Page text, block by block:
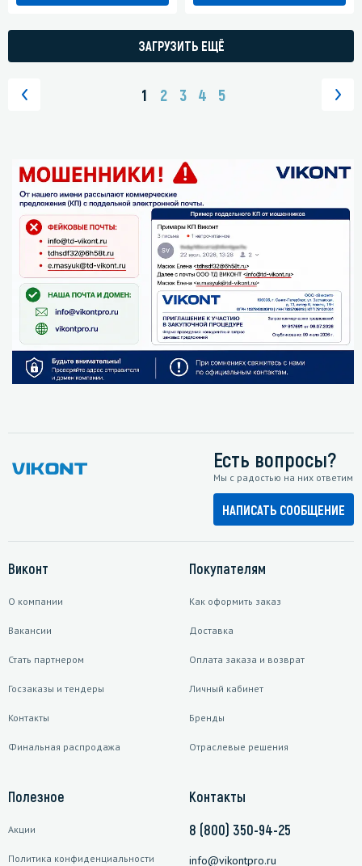
ЗАГРУЗИТЬ ЕЩЁ
1 2 3 4 5
Есть вопросы?
Мы с радостью на них ответим
НАПИСАТЬ СООБЩЕНИЕ
Виконт
О компании
Вакансии
Стать партнером
Госзаказы и тендеры
Контакты
Финальная распродажа
Покупателям
Как оформить заказ
Доставка
Оплата заказа и возврат
Личный кабинет
Бренды
Отраслевые решения
Полезное
Акции
Политика конфиденциальности
Контакты
8 (800) 350-94-25
info@vikontpro.ru